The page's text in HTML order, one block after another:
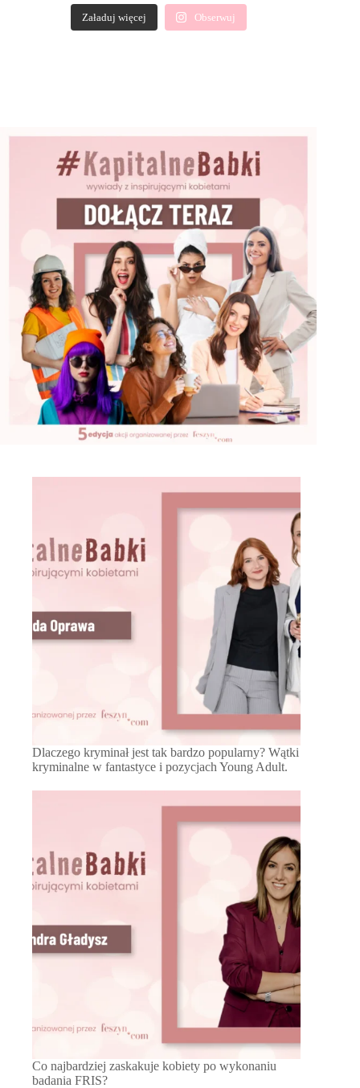
Załaduj więcej Obserwuj
Dlaczego kryminał jest tak bardzo popularny? Wątki
kryminalne w fantastyce i pozycjach Young Adult.
Co najbardziej zaskakuje kobiety po wykonaniu
badania FRIS?